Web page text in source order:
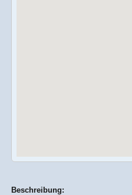
Beschreibung: